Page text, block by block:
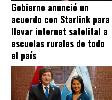
Gobierno anunció un
acuerdo con Starlink para
llevar internet satelital a
escuelas rurales de todo
el país